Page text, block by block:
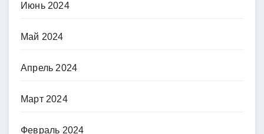
Июнь 2024
Май 2024
Апрель 2024
Март 2024
Февраль 2024